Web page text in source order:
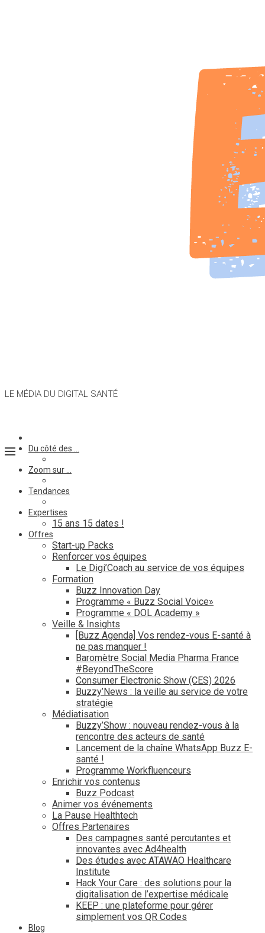
LE MÉDIA DU DIGITAL SANTÉ
Du côté des …
Zoom sur …
Tendances
Expertises
15 ans 15 dates !
Offres
Start-up Packs
Renforcer vos équipes
Le Digi’Coach au service de vos équipes
Formation
Buzz Innovation Day
Programme « Buzz Social Voice»
Programme « DOL Academy »
Veille & Insights
[Buzz Agenda] Vos rendez-vous E-santé à
ne pas manquer !
Baromètre Social Media Pharma France
#BeyondTheScore
Consumer Electronic Show (CES) 2026
Buzzy’News : la veille au service de votre
stratégie
Médiatisation
Buzzy’Show : nouveau rendez-vous à la
rencontre des acteurs de santé
Lancement de la chaîne WhatsApp Buzz E-
santé !
Programme Workfluenceurs
Enrichir vos contenus
Buzz Podcast
Animer vos événements
La Pause Healthtech
Offres Partenaires
Des campagnes santé percutantes et
innovantes avec Ad4health
Des études avec ATAWAO Healthcare
Institute
Hack Your Care : des solutions pour la
digitalisation de l’expertise médicale
KEEP : une plateforme pour gérer
simplement vos QR Codes
Blog